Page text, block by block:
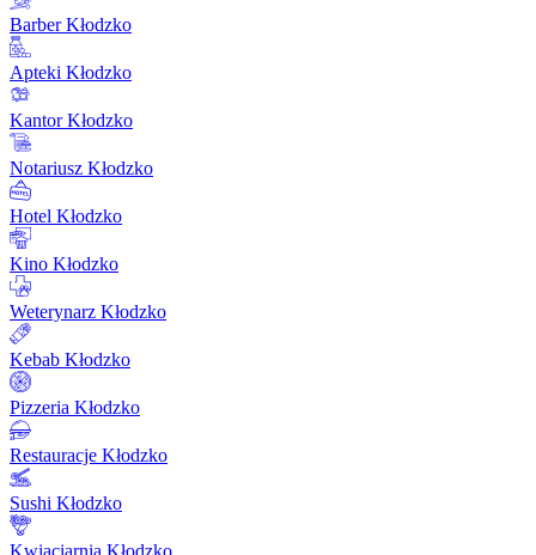
Barber Kłodzko
Apteki Kłodzko
Kantor Kłodzko
Notariusz Kłodzko
Hotel Kłodzko
Kino Kłodzko
Weterynarz Kłodzko
Kebab Kłodzko
Pizzeria Kłodzko
Restauracje Kłodzko
Sushi Kłodzko
Kwiaciarnia Kłodzko